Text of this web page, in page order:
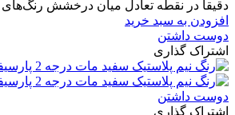
دقیقاً در نقطه تعادل میان درخشش رنگ‌های
افزودن به سبد خرید
دوست داشتن
اشتراک گذاری
دوست داشتن
اشتراک گذاری